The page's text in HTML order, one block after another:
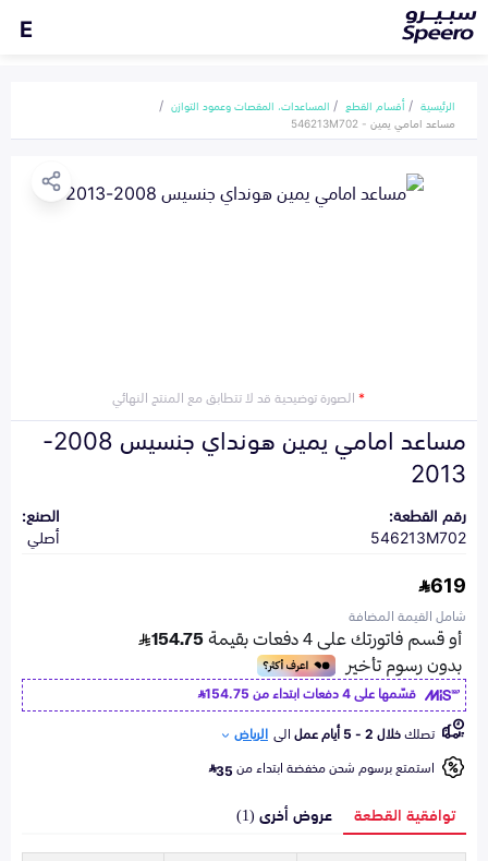
E
الرئيسية أقسام القطع
المساعدات، المقصات وعمود التوازن
مساعد امامي يمين - 546213M702
*الصورة توضيحية قد لا تتطابق مع المنتج النهائي
مساعد امامي يمين هونداي جنسيس 2008-
2013
رقم القطعة:
546213M702
الصنع:
أصلي
619
شامل القيمة المضافة
قسّمها على 4 دفعات ابتداء من
154.75
تصلكخلال 2 - 5 أيام عمل الى الرياض
استمتع برسوم شحن مخفضة ابتداء من35
توافقية القطعة عروض أخرى (1)